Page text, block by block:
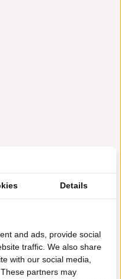
Details
and ads, provide social
traffic. We also share
with our social media,
partners may